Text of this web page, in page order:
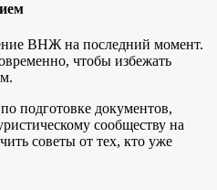
ВНЖ на последний момент.
чтобы избежать
подготовке документов,
сообществу на
советы от тех, кто уже